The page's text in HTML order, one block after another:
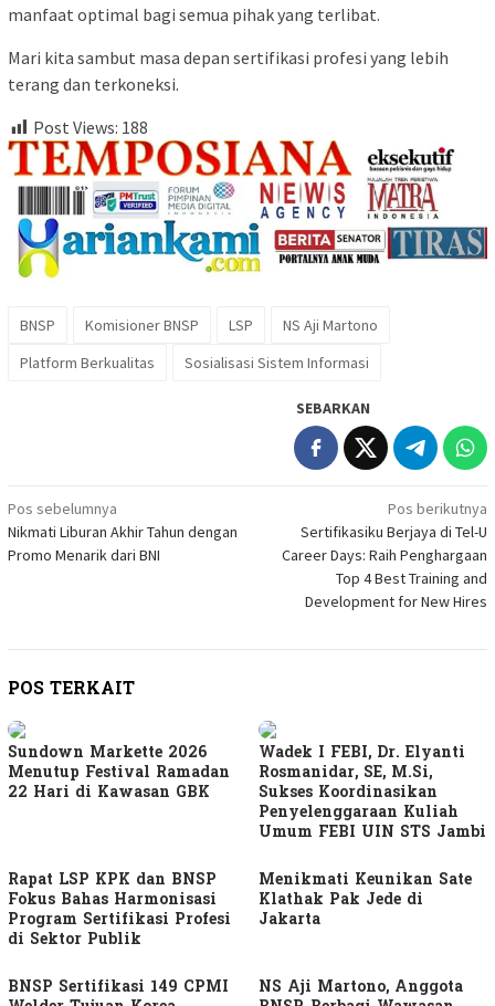
manfaat optimal bagi semua pihak yang terlibat.
Mari kita sambut masa depan sertifikasi profesi yang lebih
terang dan terkoneksi.
Post Views: 188
BNSP Komisioner BNSP LSP
NS Aji Martono
Platform Berkualitas
Sosialisasi Sistem Informasi
SEBARKAN
Navigasi
pos
Pos sebelumnya
Nikmati Liburan Akhir Tahun dengan
Promo Menarik dari BNI
Pos berikutnya
Sertifikasiku Berjaya di Tel-U
Career Days: Raih Penghargaan
Top 4 Best Training and
Development for New Hires
POS TERKAIT
Sundown Markette 2026
Menutup Festival Ramadan
22 Hari di Kawasan GBK
Wadek I FEBI, Dr. Elyanti
Rosmanidar, SE, M.Si,
Sukses Koordinasikan
Penyelenggaraan Kuliah
Umum FEBI UIN STS Jambi
Rapat LSP KPK dan BNSP
Fokus Bahas Harmonisasi
Program Sertifikasi Profesi
di Sektor Publik
Menikmati Keunikan Sate
Klathak Pak Jede di
Jakarta
BNSP Sertifikasi 149 CPMI
NS Aji Martono, Anggota